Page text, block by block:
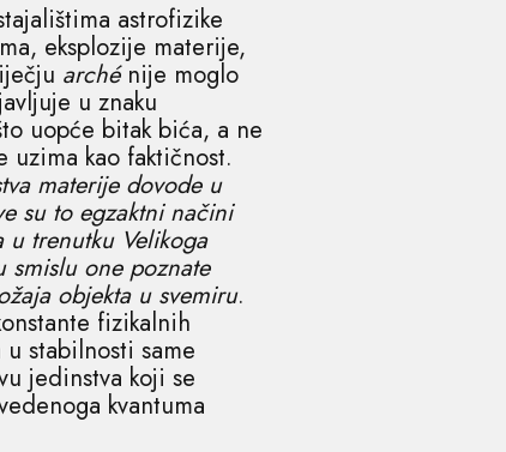
astrofizike
eksplozije materije,
arché nije moglo
u znaku
uopće bitak bića, a ne
kao faktičnost.
materije dovode u
su to egzaktni načini
trenutku Velikoga
one poznate
objekta u svemiru.
fizikalnih
stabilnosti same
jedinstva koji se
kvantuma